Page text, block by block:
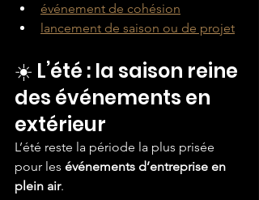
événement de cohésion
lancement de saison ou de projet
☀️ L’été : la saison reine
des événements en
extérieur
L’été reste la période la plus prisée
pour les événements d’entreprise en
plein air.